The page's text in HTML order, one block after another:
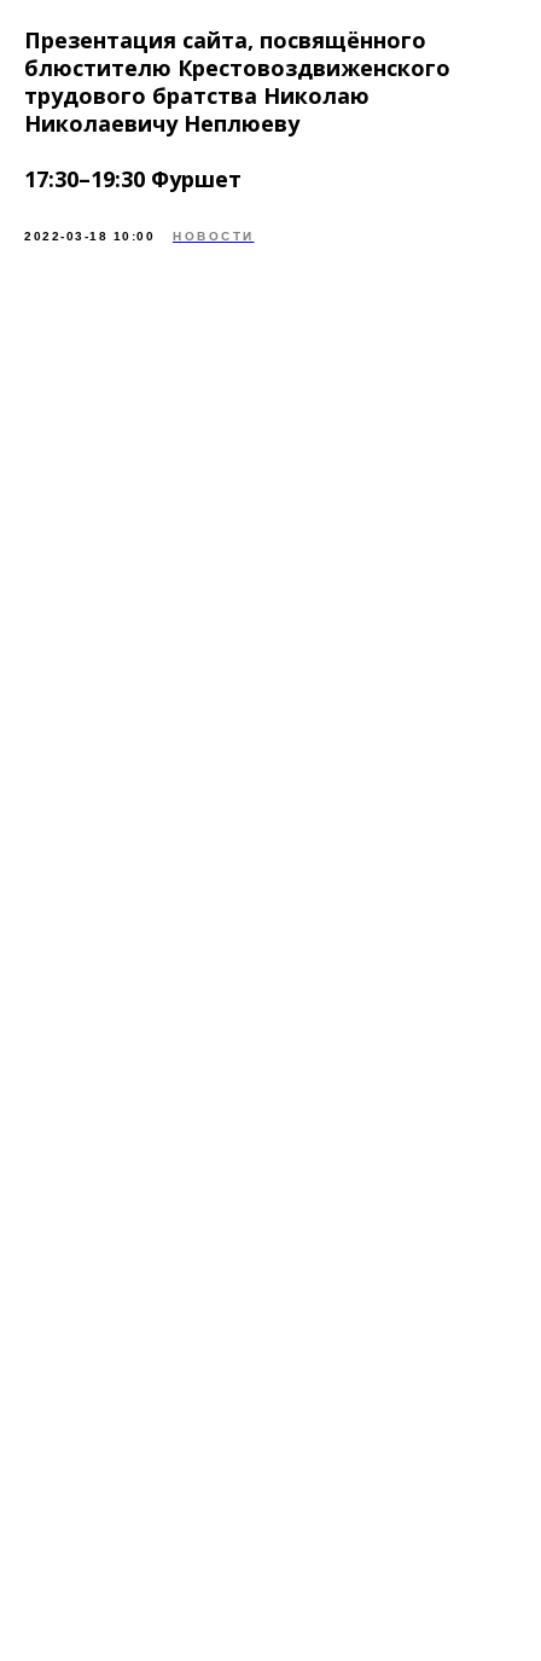
Презентация сайта, посвящённого
блюстителю Крестовоздвиженского
трудового братства Николаю
Николаевичу Неплюеву
17:30–19:30 Фуршет
2022-03-18 10:00 НОВОСТИ